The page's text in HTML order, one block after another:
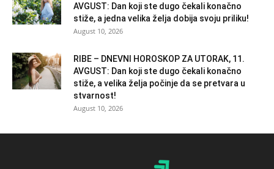
AVGUST: Dan koji ste dugo čekali konačno
stiže, a jedna velika želja dobija svoju priliku!
August 10, 2026
RIBE – DNEVNI HOROSKOP ZA UTORAK, 11.
AVGUST: Dan koji ste dugo čekali konačno
stiže, a velika želja počinje da se pretvara u
stvarnost!
August 10, 2026